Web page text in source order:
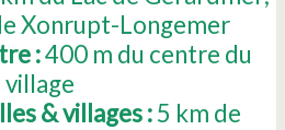
Xonrupt-Longemer
:400 m du centre du
village
& villages : 5 km de